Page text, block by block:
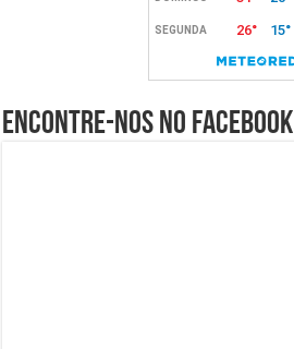
Encontre-nos no Facebook